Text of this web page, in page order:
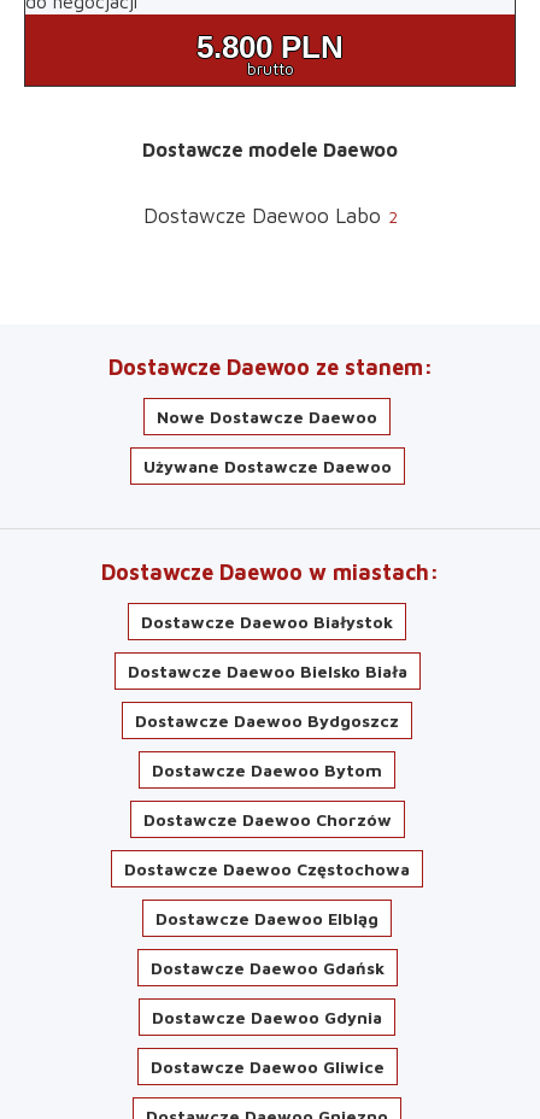
5.800 PLN
brutto
Dostawcze modele Daewoo
Dostawcze Daewoo Labo 2
Dostawcze Daewoo ze stanem
Nowe Dostawcze Daewoo
Używane Dostawcze Daewoo
Dostawcze Daewoo w miastach
Dostawcze Daewoo Białystok
Dostawcze Daewoo Bielsko Biała
Dostawcze Daewoo Bydgoszcz
Dostawcze Daewoo Bytom
Dostawcze Daewoo Chorzów
Dostawcze Daewoo Częstochowa
Dostawcze Daewoo Elbląg
Dostawcze Daewoo Gdańsk
Dostawcze Daewoo Gdynia
Dostawcze Daewoo Gliwice